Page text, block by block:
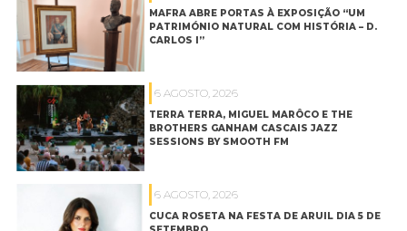
MAFRA ABRE PORTAS À EXPOSIÇÃO “UM
PATRIMÓNIO NATURAL COM HISTÓRIA – D.
CARLOS I”
6 AGOSTO, 2026
TERRA TERRA, MIGUEL MARÔCO E THE
BROTHERS GANHAM CASCAIS JAZZ
SESSIONS BY SMOOTH FM
6 AGOSTO, 2026
CUCA ROSETA NA FESTA DE ARUIL DIA 5 DE